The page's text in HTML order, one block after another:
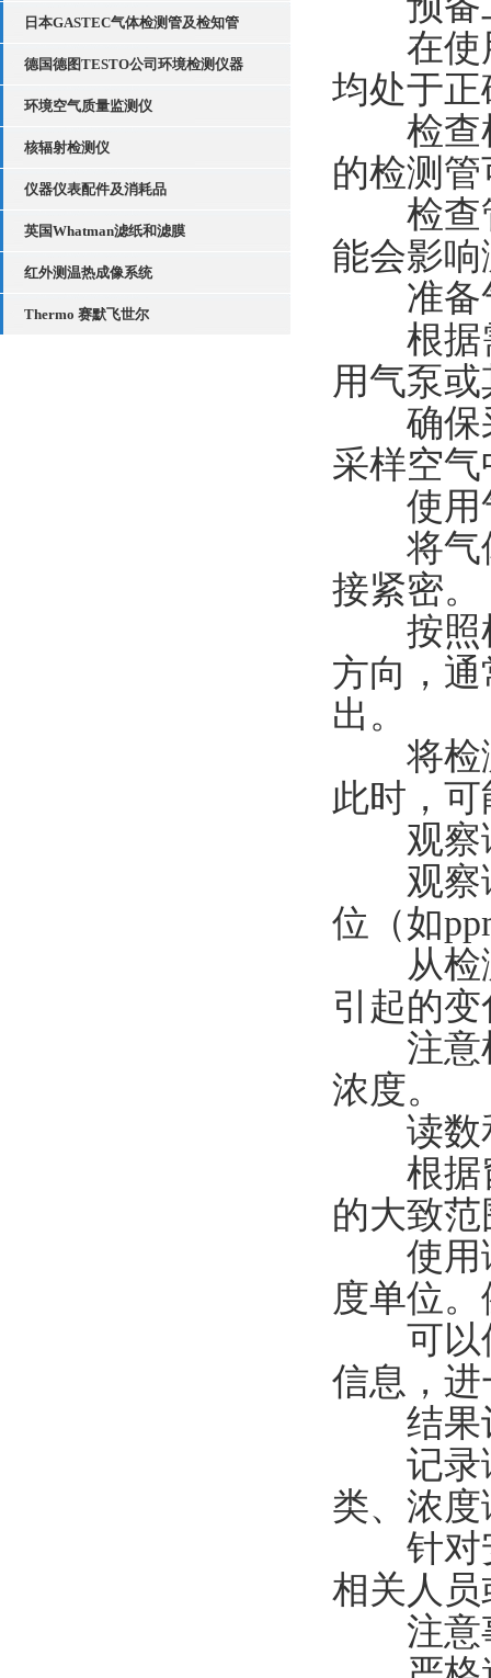
日本GASTEC气体检测管及检知管
德国德图TESTO公司环境检测仪器
环境空气质量监测仪
核辐射检测仪
仪器仪表配件及消耗品
英国Whatman滤纸和滤膜
红外测温热成像系统
Thermo 赛默飞世尔
在使用
均处于
检查检
的检测
检查管
能会影
准备
根据需
用气泵
确保采
采样空
使用
将气体
接紧密。
按照检
方向，
出。
将检测
此时，
观察
观察读
位（如
从检测
引起的
注意检
浓度。
读数
根据窗
的大致范
使用读
度单位
可以使
信息，
结果
记录读
类、浓
针对安
相关人
注意